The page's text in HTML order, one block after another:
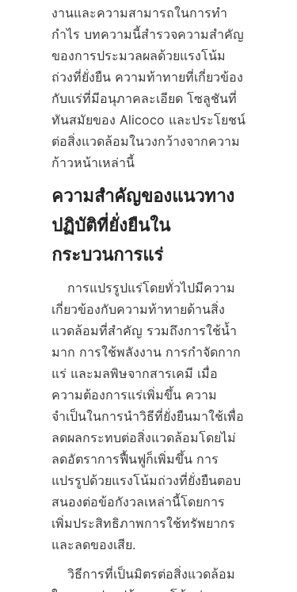
งานและความสามารถในการทำ
กำไร บทความนี้สำรวจความสำคัญ
ของการประมวลผลด้วยแรงโน้ม
ถ่วงที่ยั่งยืน ความท้าทายที่เกี่ยวข้อง
กับแร่ที่มีอนุภาคละเอียด โซลูชันที่
ทันสมัยของ Alicoco และประโยชน์
ต่อสิ่งแวดล้อมในวงกว้างจากความ
ความสำคัญของแนวทาง
ปฏิบัติที่ยั่งยืนใน
เกี่ยวข้องกับความท้าทายด้านสิ่ง
แวดล้อมที่สำคัญ รวมถึงการใช้น้ำ
มาก การใช้พลังงาน การกำจัดกาก
แร่ และมลพิษจากสารเคมี เมื่อ
ความต้องการแร่เพิ่มขึ้น ความ
จำเป็นในการนำวิธีที่ยั่งยืนมาใช้เพื่อ
ลดผลกระทบต่อสิ่งแวดล้อมโดยไม่
ลดอัตราการฟื้นฟูก็เพิ่มขึ้น การ
แปรรูปด้วยแรงโน้มถ่วงที่ยั่งยืนตอบ
สนองต่อข้อกังวลเหล่านี้โดยการ
เพิ่มประสิทธิภาพการใช้ทรัพยากร